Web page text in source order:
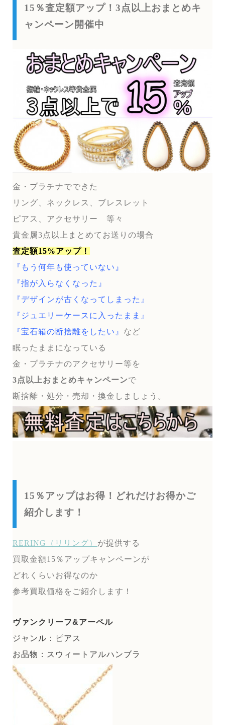
15％査定額アップ！3点以上おまとめキ
ャンペーン開催中
金・プラチナでできた
リング、ネックレス、ブレスレット
ピアス、アクセサリー 等々
貴金属3点以上まとめてお送りの場合
査定額15%アップ！
『もう何年も使っていない』
『指が入らなくなった』
『デザインが古くなってしまった』
『ジュエリーケースに入ったまま』
『宝石箱の断捨離をしたい』 など
眠ったままになっている
金・プラチナのアクセサリー等を
3点以上おまとめキャンペーンで
断捨離・処分・売却・換金しましょう。
15％アップはお得！どれだけお得かご
紹介します！
RERING（リリング） が提供する
買取金額15％アップキャンペーンが
どれくらいお得なのか
参考買取価格をご紹介します！
ヴァンクリーフ&アーペル
ジャンル：ピアス
お品物：スウィートアルハンブラ